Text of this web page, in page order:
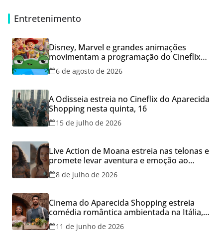
Entretenimento
Disney, Marvel e grandes animações
movimentam a programação do Cineflix
do Aparecida Shopping
6 de agosto de 2026
A Odisseia estreia no Cineflix do Aparecida
Shopping nesta quinta, 16
15 de julho de 2026
Live Action de Moana estreia nas telonas e
promete levar aventura e emoção ao
Cineflix do Aparecida Shopping
8 de julho de 2026
Cinema do Aparecida Shopping estreia
comédia romântica ambientada na Itália,
hoje e lança promoção para o Dia dos
Namorados
11 de junho de 2026